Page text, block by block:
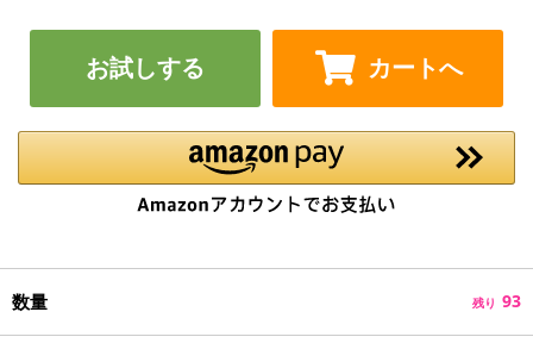
お試しする カートへ
数量 残り 93